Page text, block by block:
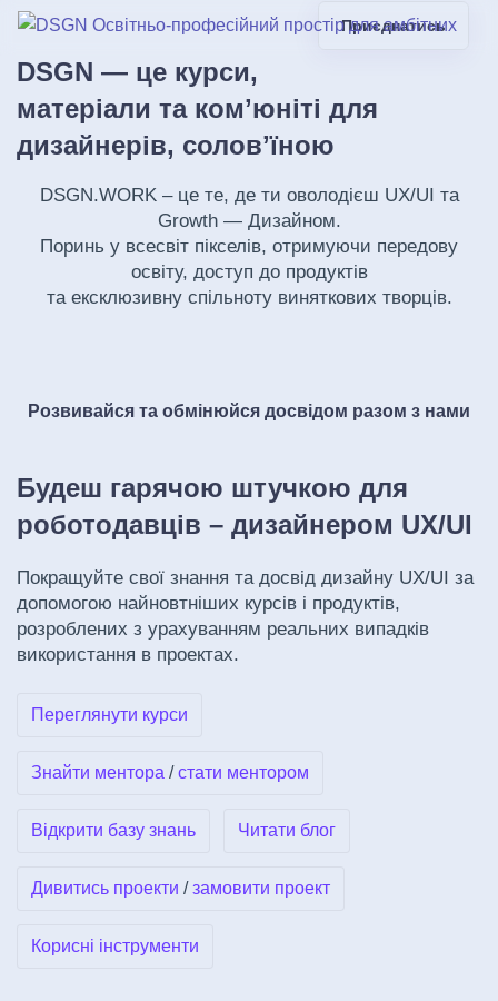
Приєднатись
DSGN — це курси,
матеріали та комʼюніті для
дизайнерів, соловʼїною
DSGN.WORK – це те, де ти оволодієш UX/UI та
Growth — Дизайном.
Поринь у всесвіт пікселів, отримуючи передову
освіту, доступ до продуктів
та ексклюзивну спільноту виняткових творців.
Розвивайся та обмінюйся досвідом разом з нами
Будеш гарячою штучкою для
роботодавців – дизайнером UX/UI
Покращуйте свої знання та досвід дизайну UX/UI за
допомогою найновтніших курсів і продуктів,
розроблених з урахуванням реальних випадків
використання в проектах.
Переглянути курси
Знайти ментора /стати ментором
Відкрити базу знань Читати блог
Дивитись проекти /замовити проект
Корисні інструменти